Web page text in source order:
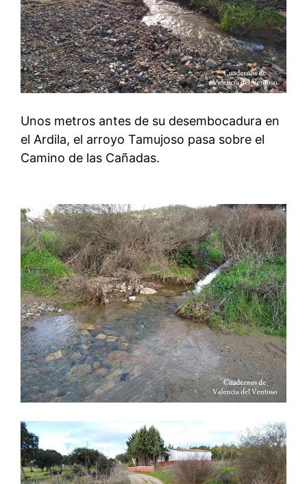
Unos metros antes de su desembocadura en
el Ardila, el arroyo Tamujoso pasa sobre el
Camino de las Cañadas.